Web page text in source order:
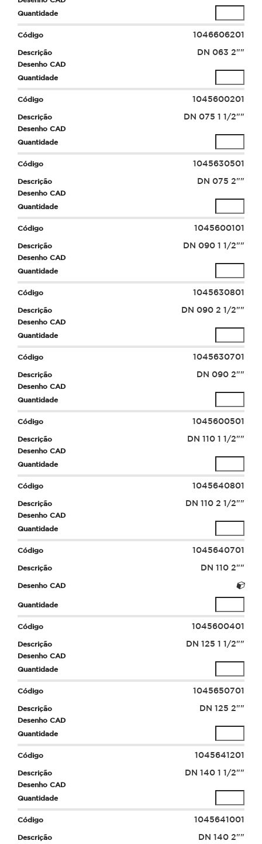
1046606201
DN 063 2""
1045600201
DN 075 1 1/2""
1045630501
DN 075 2""
1045600101
DN 090 1 1/2""
1045630801
DN 090 2 1/2""
1045630701
DN 090 2""
1045600501
DN 110 1 1/2""
1045640801
DN 110 2 1/2""
1045640701
DN 110 2""
1045600401
DN 125 1 1/2""
1045650701
DN 125 2""
1045641201
DN 140 1 1/2""
1045641001
DN 140 2""